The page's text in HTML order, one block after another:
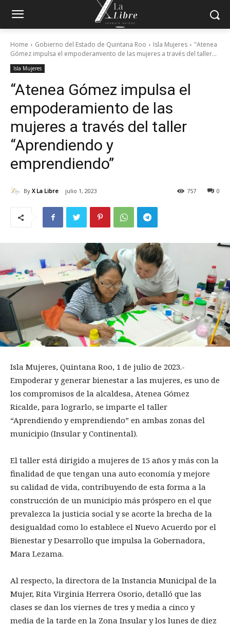
Home Gobierno del Estado de Quintana Roo Isla Mujeres
"Atenea
Gómez impulsa el empoderamiento de las mujeres a través del taller...
Isla Mujeres
“Atenea Gómez impulsa el
empoderamiento de las
mujeres a través del taller
“Aprendiendo y
emprendiendo”
By X La Libre julio 1, 2023 0
757
Isla Mujeres, Quintana Roo, 1 de julio de 2023.-
Empoderar y generar bienestar a las mujeres, es uno de
los compromisos de la alcaldesa, Atenea Gómez
Ricalde, para lograrlo, se imparte el taller
“Aprendiendo y emprendiendo” en ambas zonas del
municipio (Insular y Continental).
El taller está dirigido a mujeres de 15 años y más con la
finalidad de que tengan una auto economía y mejore
su calidad de vida, contribuyendo de esta forma a la
construcción de un municipio más próspero en el que
prevalezca la justicia social y se acorte la brecha de la
desigualdad como lo establece el Nuevo Acuerdo por el
Bienestar y Desarrollo que impulsa la Gobernadora,
Mara Lezama.
Al respecto, la directora de la Instancia Municipal de la
Mujer, Rita Virginia Herrera Osorio, detalló que las
clases se dan los viernes de tres y media a cinco y
media de la tarde en la Zona Insular y los lunes de diez